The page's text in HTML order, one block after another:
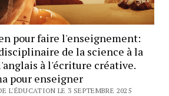
pour faire l'enseignement:
de la science à la
à l'écriture créative.
pour enseigner
L'ÉDUCATION LE 3 SEPTEMBRE 2025